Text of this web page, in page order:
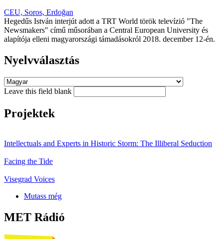
CEU, Soros, Erdoğan
Hegedűs István interjút adott a TRT World török televízió "The
Newsmakers" című műsorában a Central European University és
alapítója elleni magyarországi támadásokról 2018. december 12-én.
Nyelvválasztás
Leave this field blank
Projektek
Intellectuals and Experts in Historic Storm: The Illiberal Seduction
Facing the Tide
Visegrad Voices
Mutass még
MET Rádió